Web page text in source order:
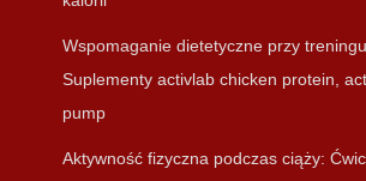
Wspomaganie dietetyczne przy treningu
Suplementy activlab chicken protein,
pump
Aktywność fizyczna podczas ciąży: